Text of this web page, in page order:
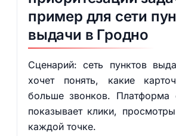
пример для сети
выдачи в Гродно
Сценарий: сеть пунктов
хочет понять, какие
больше звонков. Платформа
показывает клики,
каждой точке.